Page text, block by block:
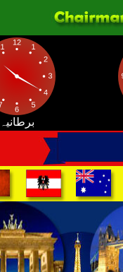
برطانیہ